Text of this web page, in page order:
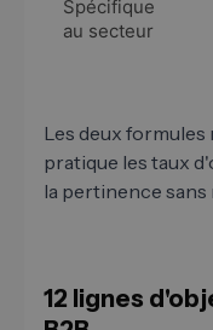
Spécifique
au secteur
Les deux
pratique les taux
la pertinence sans
12 lignes